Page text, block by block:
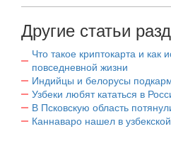
Другие статьи
Что такое криптокарта и как
повседневной жизни
Индийцы и белорусы
Узбеки любят кататься в
В Псковскую область
Каннаваро нашел в